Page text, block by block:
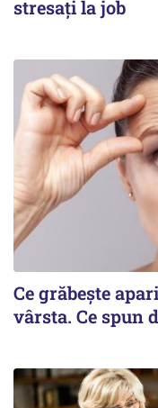
stresați la job
Ce grăbește
vârsta. Ce spun